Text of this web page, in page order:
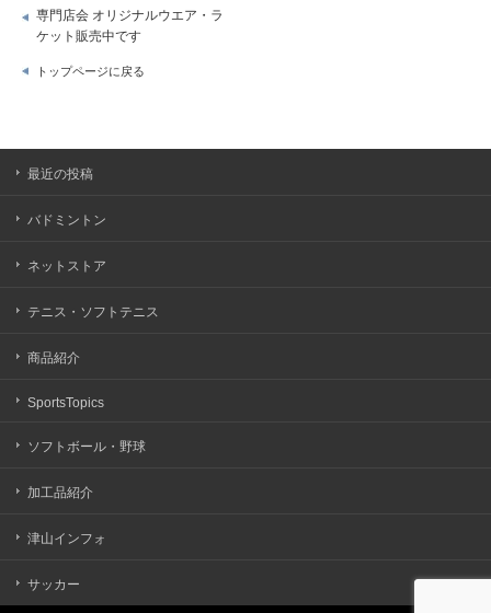
専門店会 オリジナルウエア・ラ
ケット販売中です
トップページに戻る
最近の投稿
バドミントン
ネットストア
テニス・ソフトテニス
商品紹介
SportsTopics
ソフトボール・野球
加工品紹介
津山インフォ
サッカー